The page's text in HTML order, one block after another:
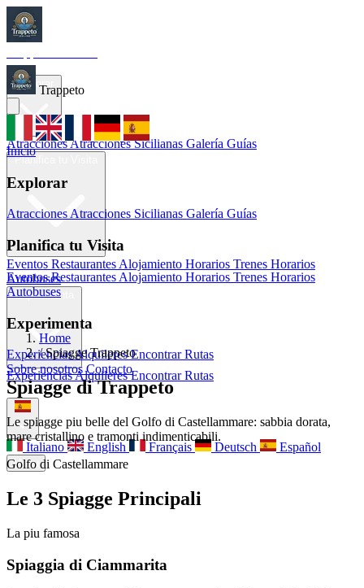
Inicio
AtraccionesAtracciones Sicilianas Galería Guías
Eventos Restaurantes Alojamiento Horarios Trenes Horarios
Autobuses
ExperienciasAlquileresEncontrar Rutas
Sobre nosotrosContacto
Italiano English Français Deutsch Español
Menu
Trappeto
Inicio
Explorar
AtraccionesAtracciones Sicilianas Galería Guías
Planifica tu Visita
Eventos Restaurantes Alojamiento Horarios Trenes Horarios
Autobuses
Experimenta
ExperienciasAlquileres Encontrar Rutas
Sobre nosotros Contacto
Home
/ Spiagge Trappeto
Spiagge di Trappeto
Le spiagge piu belle del Golfo di Castellammare: sabbia dorata,
mare cristallino e tramonti indimenticabili.
Golfo di Castellammare
Le 3 Spiagge Principali
La piu famosa
Spiaggia di Ciammarita